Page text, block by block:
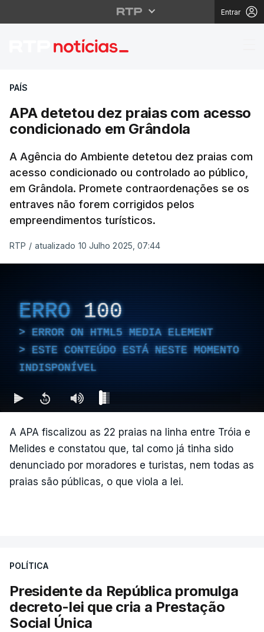
Entrar
APA detetou dez
PAÍS
APA detetou dez praias com acesso
condicionado em Grândola
A Agência do Ambiente detetou dez praias com
acesso condicionado ou controlado ao público,
em Grândola. Promete contraordenações se os
entraves não forem corrigidos pelos
empreendimentos turísticos.
RTP / atualizado 10 Julho 2025, 07:44
ERRO 100
ERROR ON HTML5 MEDIA ELEMENT
ESTE CONTEÚDO ESTÁ NESTE MOMENTO
INDISPONÍVEL
A APA fiscalizou as 22 praias na linha entre Tróia e
Melides e constatou que, tal como já tinha sido
denunciado por moradores e turistas, nem todas as
praias são públicas, o que viola a lei.
POLÍTICA
Presidente da República promulga
decreto-lei que cria a Prestação
Social Única